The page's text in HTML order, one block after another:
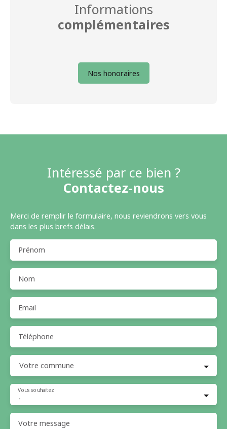
Informations
complémentaires
Nos honoraires
Intéressé par ce bien ?
Contactez-nous
Merci de remplir le formulaire, nous reviendrons vers vous
dans les plus brefs délais.
Prénom
Nom
Email
Téléphone
Votre commune
-
Vous souhaitez
Votre message